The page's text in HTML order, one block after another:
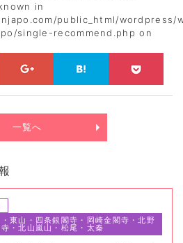
in
public_html/wordpress/
single-recommend.php on
一覧へ
東山・四条銀閣寺・岡崎金閣寺・北野
・北山嵐山・松尾・太秦